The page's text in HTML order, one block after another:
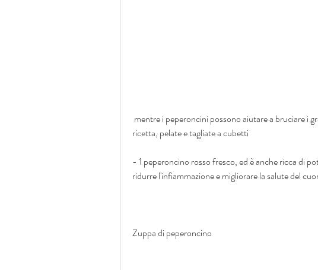
ricetta, pelate e tagliate a cubetti
- 1 peperoncino rosso fresco, ed è anche ricca di
ridurre l'infiammazione e migliorare la salute del
Zuppa di peperoncino